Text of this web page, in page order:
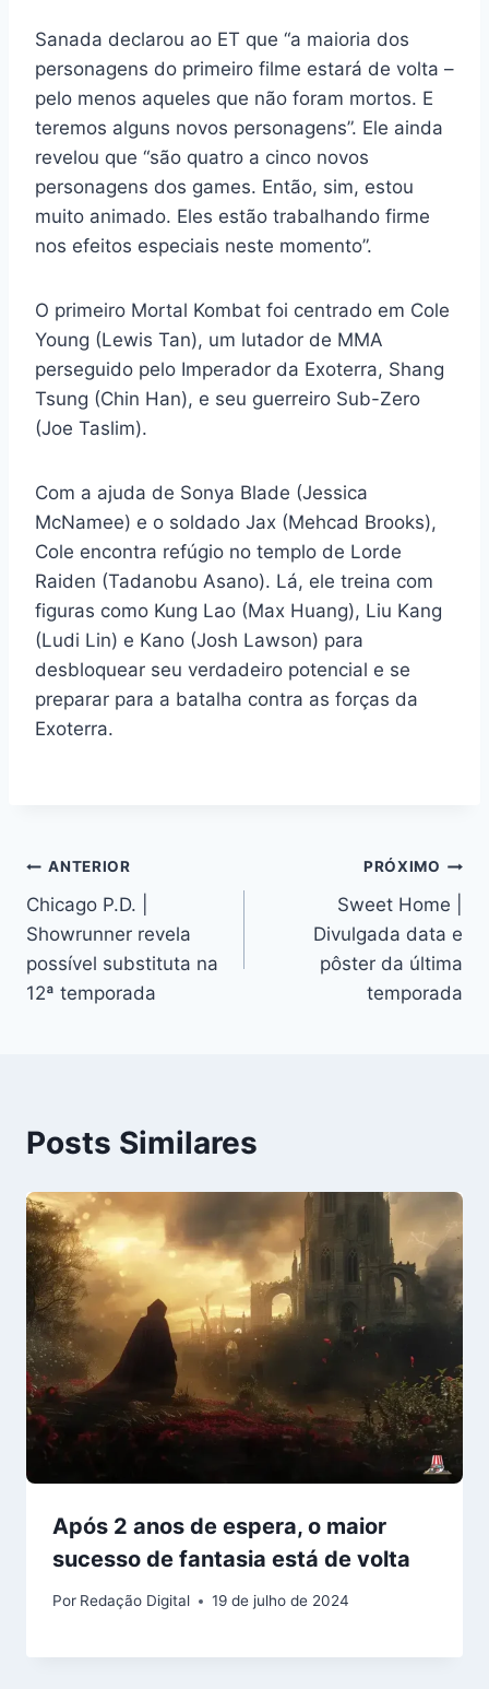
Sanada declarou ao ET que “a maioria dos
personagens do primeiro filme estará de volta –
pelo menos aqueles que não foram mortos. E
teremos alguns novos personagens”. Ele ainda
revelou que “são quatro a cinco novos
personagens dos games. Então, sim, estou
muito animado. Eles estão trabalhando firme
nos efeitos especiais neste momento”.
O primeiro Mortal Kombat foi centrado em Cole
Young (Lewis Tan), um lutador de MMA
perseguido pelo Imperador da Exoterra, Shang
Tsung (Chin Han), e seu guerreiro Sub-Zero
(Joe Taslim).
Com a ajuda de Sonya Blade (Jessica
McNamee) e o soldado Jax (Mehcad Brooks),
Cole encontra refúgio no templo de Lorde
Raiden (Tadanobu Asano). Lá, ele treina com
figuras como Kung Lao (Max Huang), Liu Kang
(Ludi Lin) e Kano (Josh Lawson) para
desbloquear seu verdadeiro potencial e se
preparar para a batalha contra as forças da
Exoterra.
Navegação
de
Post
ANTERIOR
Chicago P.D. |
Showrunner revela
possível substituta na
12ª temporada
PRÓXIMO
Sweet Home |
Divulgada data e
pôster da última
temporada
Posts Similares
Após 2 anos de espera, o maior
sucesso de fantasia está de volta
Por Redação Digital 19 de julho de 2024